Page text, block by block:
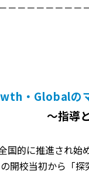
－－－－－－－
・Globalの
～指導
国的に推進され
開校当初から「